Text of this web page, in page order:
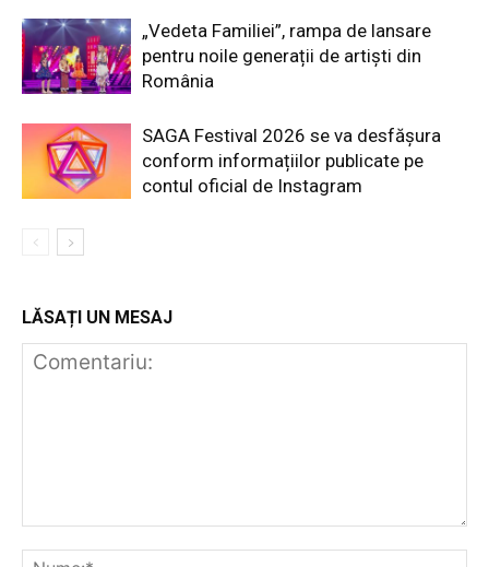
„Vedeta Familiei”, rampa de lansare
pentru noile generații de artiști din
România
SAGA Festival 2026 se va desfășura
conform informațiilor publicate pe
contul oficial de Instagram
LĂSAȚI UN MESAJ